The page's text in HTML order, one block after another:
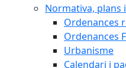
Normativa, plans
Ordenances
Ordenances
Urbanisme
Calendari i